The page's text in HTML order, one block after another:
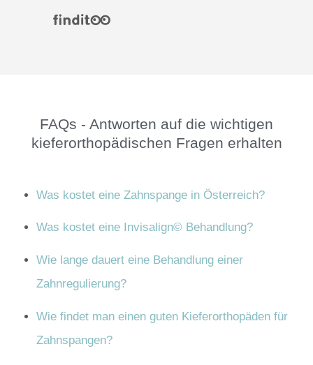
FAQs - Antworten auf die wichtigen
kieferorthopädischen Fragen erhalten
Was kostet eine Zahnspange in Österreich?
Was kostet eine Invisalign© Behandlung?
Wie lange dauert eine Behandlung einer
Zahnregulierung?
Wie findet man einen guten Kieferorthopäden für
Zahnspangen?